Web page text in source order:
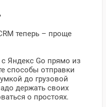
теперь – проще
Яндекс Go прямо из
способы отправки
до грузовой
держать своих
о простоях.